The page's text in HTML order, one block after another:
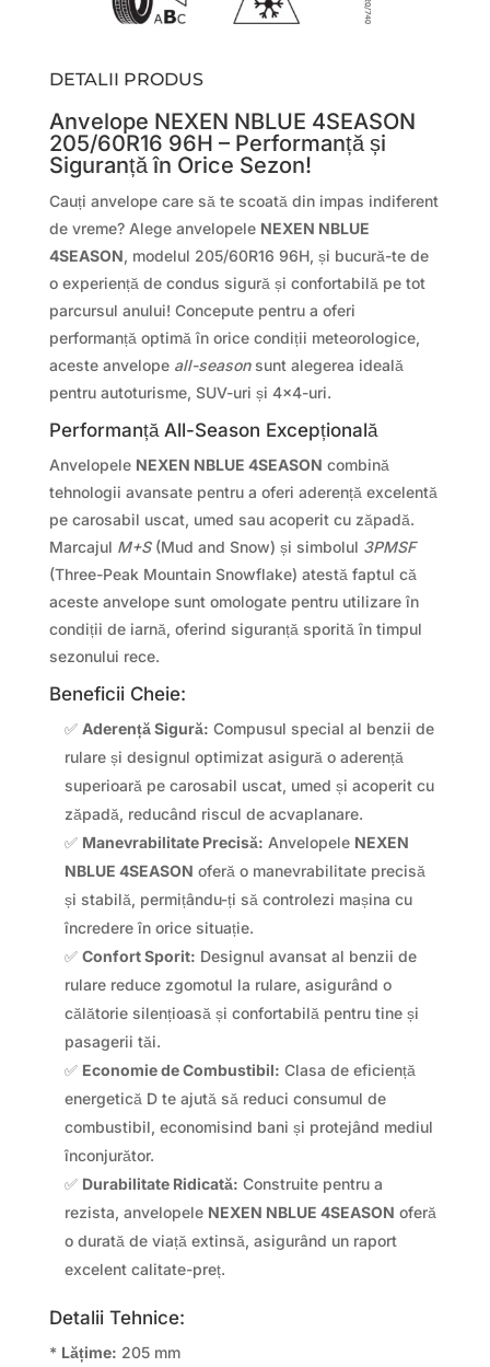
DETALII PRODUS
Anvelope NEXEN NBLUE 4SEASON
205/60R16 96H – Performanță și
Siguranță în Orice Sezon!
Cauți anvelope care să te scoată din impas indiferent
de vreme? Alege anvelopele NEXEN NBLUE
4SEASON, modelul 205/60R16 96H, și bucură-te de
o experiență de condus sigură și confortabilă pe tot
parcursul anului! Concepute pentru a oferi
performanță optimă în orice condiții meteorologice,
aceste anvelope all-seasonsunt alegerea ideală
pentru autoturisme, SUV-uri și 4×4-uri.
Performanță All-Season Excepțională
Anvelopele NEXEN NBLUE 4SEASON combină
tehnologii avansate pentru a oferi aderență excelentă
pe carosabil uscat, umed sau acoperit cu zăpadă.
Marcajul M+S(Mud and Snow) și simbolul 3PMSF
(Three-Peak Mountain Snowflake) atestă faptul că
aceste anvelope sunt omologate pentru utilizare în
condiții de iarnă, oferind siguranță sporită în timpul
sezonului rece.
Beneficii Cheie:
✅ Aderență Sigură: Compusul special al benzii de
rulare și designul optimizat asigură o aderență
superioară pe carosabil uscat, umed și acoperit cu
zăpadă, reducând riscul de acvaplanare.
✅ Manevrabilitate Precisă: Anvelopele NEXEN
NBLUE 4SEASON oferă o manevrabilitate precisă
și stabilă, permițându-ți să controlezi mașina cu
încredere în orice situație.
✅ Confort Sporit: Designul avansat al benzii de
rulare reduce zgomotul la rulare, asigurând o
călătorie silențioasă și confortabilă pentru tine și
pasagerii tăi.
✅ Economie de Combustibil: Clasa de eficiență
energetică D te ajută să reduci consumul de
combustibil, economisind bani și protejând mediul
înconjurător.
✅ Durabilitate Ridicată: Construite pentru a
rezista, anvelopele NEXEN NBLUE 4SEASON oferă
o durată de viață extinsă, asigurând un raport
excelent calitate-preț.
Detalii Tehnice:
* Lățime: 205 mm